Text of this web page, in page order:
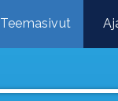
Teemasivut